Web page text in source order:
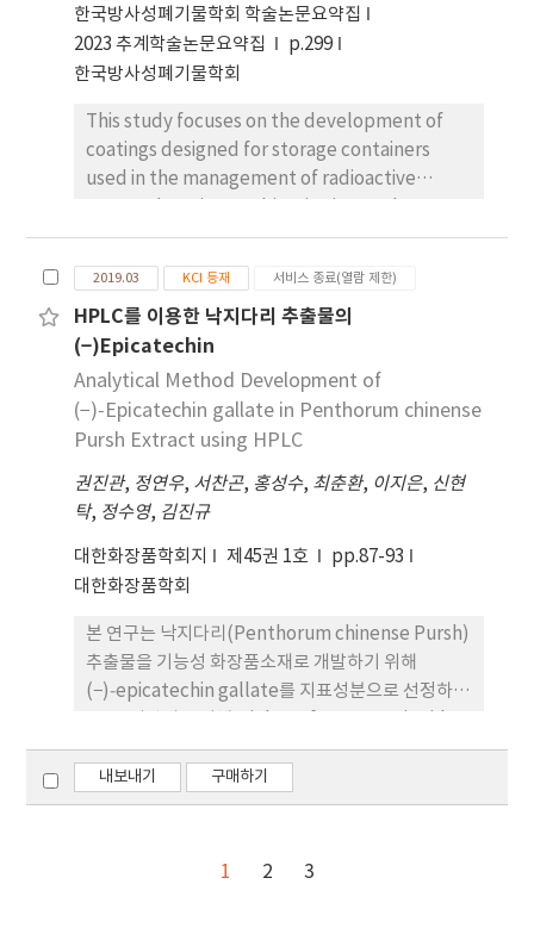
is directly related to the safety of workers.
Therefore, the development of storage
containers with enhanced durability is
mechanical properties related to the
durability of WC (tungsten carbide)-based
coating materials for developing low- and
containers. Three different WC-based coating
specimens with varied composition ratios
were prepared using HVOF (high-velocity
oxy-fuel) technique. These different
specimens (namely WC-85, WC-73, and WC-
66) were uniformly deposited on cold-rolled
steel surfaces ensuring a constant thickness
of 250 μm. In this work, the mechanical
properties of the three different WCbased
coaitng materials evaluated from the
adheision force between substrate and
coating material, and wear resistance. The
Microscope-Energy Dispersive X-ray
Spectroscopy) images revealed that
elements W (tungsten), C (carbon), Ni
distributed within the each coating layers
which was approximately 250 μm thick. The
Hardness) and 1,083 Hv, respectively, while
한국방사성폐기물학회 학술논문요약집
2023 추계학술논문요약집
p.299
한국방사성폐기물학회
This study focuses on the development of
coatings designed for storage containers
used in the management of radioactive
the shielding performance of these
containers against either gamma or neutron
radiation. Shielding against these types of
radiation is essential to ensure the safety of
personnel and the environment. In this
study, tungsten and boron cabide coating
specimens were manufactured using the
HVOF (High-Velocity Oxy Fuel) technuqe.
protection for the storage containers,
effectively absorbing and attenuating
gamma and neutron radiation. The fabricated
tungsten and boron carbide coating
different testing methods. The first
experiment evaluates the effectiveness of a
radiation shielding coating on cold-rolled
mixture of WC (Tungsten Carbide) powders.
WC-based coating specimens, featuring
different ratios, were prepared and
shielding capabilities. In the gamma-ray
2019.03 KCI 등재 서비스 종료(열람 제한)
HPLC를 이용한 낙지다리 추출물의
(−)Epicatechin
Analytical Method Development of
(−)‑Epicatechin gallate in Penthorum chinense
Pursh Extract using HPLC
권진관, 정연우, 서찬곤, 홍성수, 최춘환, 이지은, 신현
탁, 정수영, 김진규
대한화장품학회지 제45권 1호
pp.87-93
대한화장품학회
본 연구는 낙지다리(Penthorum chinense Pursh)
추출물을 기능성 화장품소재로 개발하기 위해
(−)‑epicatechin gallate를 지표성분으로 선정하
Chromatography (HPLC)를 이용하여 분석법을
개발하였다. 분석에 사용된 칼럼은 Unison US-C18
(4.6 × 250 mm, 5 μm, Imtakt, USA)을 사용하여
을 이동상 조건으로 컬럼 온도는 30 ℃ 에서 유속은
내보내기 구매하기
1 2 3